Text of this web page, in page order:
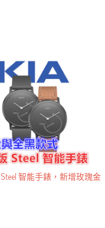
智能手錶，新增玫瑰金